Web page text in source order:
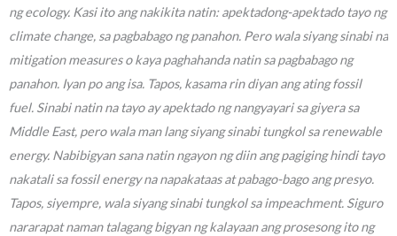
ng ecology. Kasi ito ang nakikita natin: apektadong-apektado tayo ng
climate change, sa pagbabago ng panahon. Pero wala siyang sinabi na
mitigation measures o kaya paghahanda natin sa pagbabago ng
panahon. Iyan po ang isa. Tapos, kasama rin diyan ang ating fossil
fuel. Sinabi natin na tayo ay apektado ng nangyayari sa giyera sa
Middle East, pero wala man lang siyang sinabi tungkol sa renewable
energy. Nabibigyan sana natin ngayon ng diin ang pagiging hindi tayo
nakatali sa fossil energy na napakataas at pabago-bago ang presyo.
Tapos, siyempre, wala siyang sinabi tungkol sa impeachment. Siguro
nararapat naman talagang bigyan ng kalayaan ang prosesong ito ng